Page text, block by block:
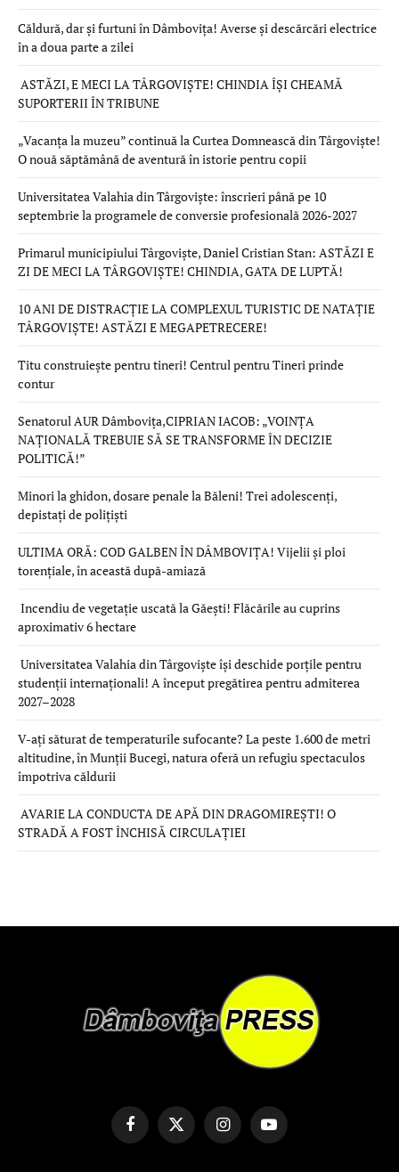
Căldură, dar și furtuni în Dâmbovița! Averse și descărcări electrice
în a doua parte a zilei
ASTĂZI, E MECI LA TÂRGOVIȘTE! CHINDIA ÎȘI CHEAMĂ
SUPORTERII ÎN TRIBUNE
„Vacanța la muzeu” continuă la Curtea Domnească din Târgoviște!
O nouă săptămână de aventură în istorie pentru copii
Universitatea Valahia din Târgoviște: înscrieri până pe 10
septembrie la programele de conversie profesională 2026-2027
Primarul municipiului Târgoviște, Daniel Cristian Stan: ASTĂZI E
ZI DE MECI LA TÂRGOVIȘTE! CHINDIA, GATA DE LUPTĂ!
10 ANI DE DISTRACȚIE LA COMPLEXUL TURISTIC DE NATAȚIE
TÂRGOVIȘTE! ASTĂZI E MEGAPETRECERE!
Titu construiește pentru tineri! Centrul pentru Tineri prinde
contur
Senatorul AUR Dâmbovița,CIPRIAN IACOB: „VOINȚA
NAȚIONALĂ TREBUIE SĂ SE TRANSFORME ÎN DECIZIE
POLITICĂ!”
Minori la ghidon, dosare penale la Băleni! Trei adolescenți,
depistați de polițiști
ULTIMA ORĂ: COD GALBEN ÎN DÂMBOVIȚA! Vijelii și ploi
torențiale, în această după-amiază
Incendiu de vegetație uscată la Găești! Flăcările au cuprins
aproximativ 6 hectare
Universitatea Valahia din Târgoviște își deschide porțile pentru
studenții internaționali! A început pregătirea pentru admiterea
2027–2028
V-ați săturat de temperaturile sufocante? La peste 1.600 de metri
altitudine, în Munții Bucegi, natura oferă un refugiu spectaculos
împotriva căldurii
AVARIE LA CONDUCTA DE APĂ DIN DRAGOMIREȘTI! O
STRADĂ A FOST ÎNCHISĂ CIRCULAȚIEI
FacebookX
(Twitter)
InstagramYouTube